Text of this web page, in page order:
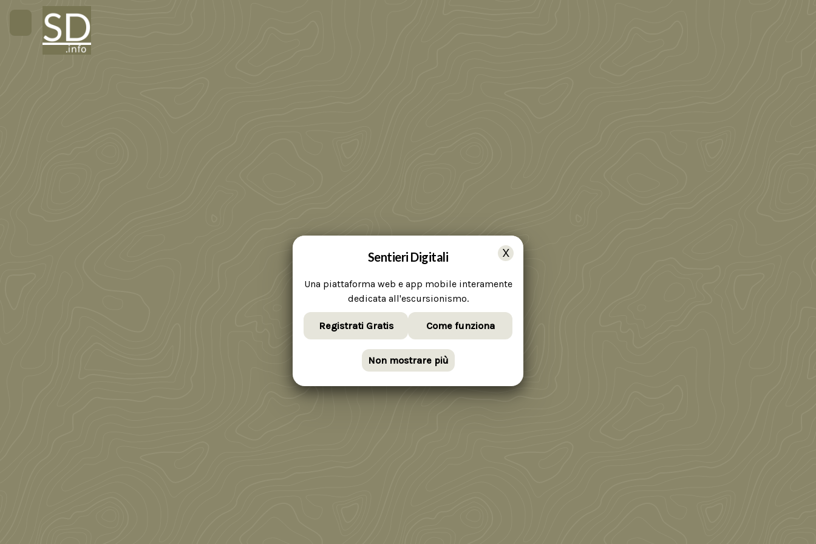
Sentieri Digitali
Una piattaforma web e app mobile interamente
dedicata all'escursionismo.
Registrati Gratis Come funziona
Non mostrare più